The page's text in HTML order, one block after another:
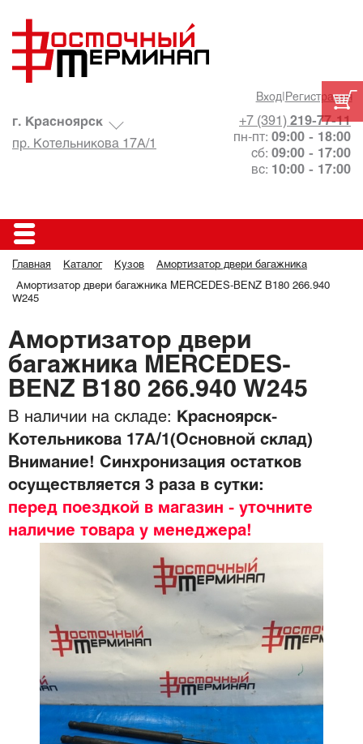
Вход| Регистрация
+7 (391) 219-77-11
пн-пт: 09:00 - 18:00
сб: 09:00 - 17:00
вс: 10:00 - 17:00
г. Красноярск
пр. Котельникова 17А/1
Главная Каталог Кузов Амортизатор двери багажника
Амортизатор двери багажника MERCEDES-BENZ B180 266.940
W245
Амортизатор двери
багажника MERCEDES-
BENZ B180 266.940 W245
В наличии на складе:
Красноярск-
Котельникова 17А/1(Основной склад)
Внимание! Синхронизация остатков
осуществляется 3 раза в сутки:
перед поездкой в магазин - уточните
наличие товара у менеджера!